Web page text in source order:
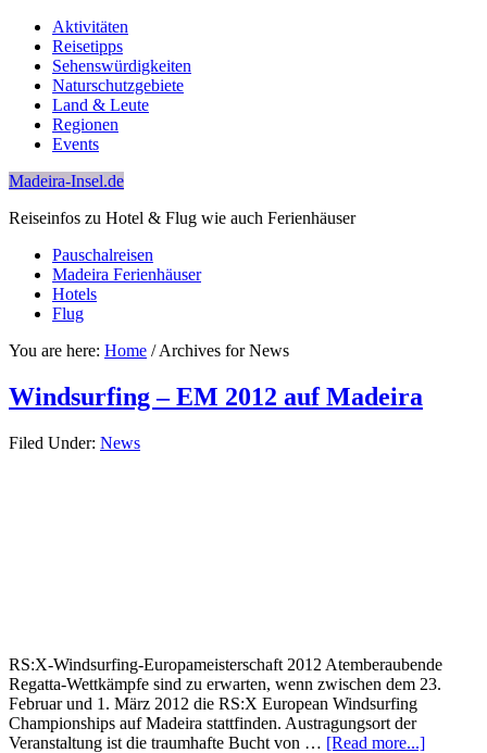
Aktivitäten
Reisetipps
Sehenswürdigkeiten
Naturschutzgebiete
Land & Leute
Regionen
Events
Madeira-Insel.de
Reiseinfos zu Hotel & Flug wie auch Ferienhäuser
Pauschalreisen
Madeira Ferienhäuser
Hotels
Flug
You are here: Home /Archives for News
Windsurfing – EM 2012 auf Madeira
Filed Under: News
RS:X-Windsurfing-Europameisterschaft 2012 Atemberaubende
Regatta-Wettkämpfe sind zu erwarten, wenn zwischen dem 23.
Februar und 1. März 2012 die RS:X European Windsurfing
Championships auf Madeira stattfinden. Austragungsort der
Veranstaltung ist die traumhafte Bucht von … [Read more...]